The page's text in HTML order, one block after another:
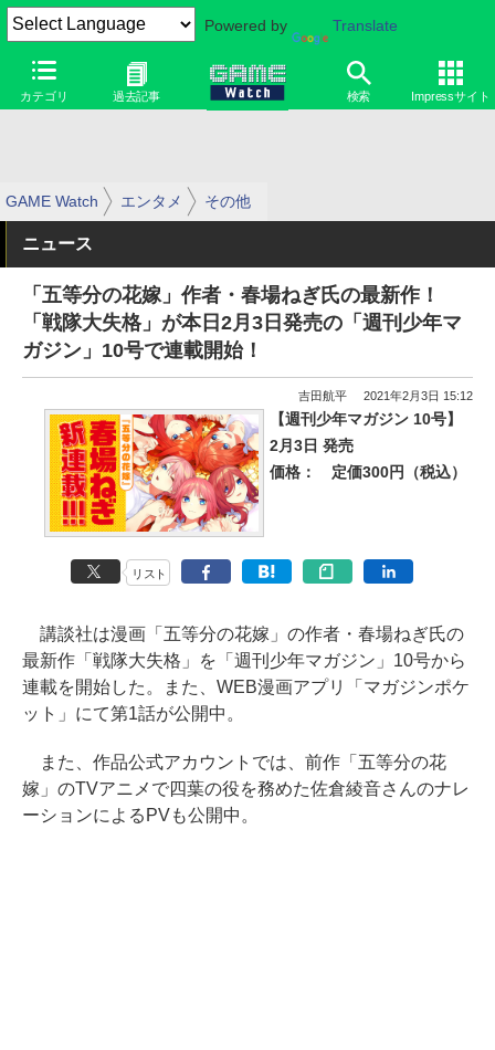
Powered by Translate
カテゴリ 過去記事 検索 Impressサイト
GAME Watch エンタメ その他
ニュース
「五等分の花嫁」作者・春場ねぎ氏の最新作！
「戦隊大失格」が本日2月3日発売の「週刊少年マ
ガジン」10号で連載開始！
吉田航平 2021年2月3日 15:12
【週刊少年マガジン 10号】
2月3日 発売
価格：
定価300円（税込）
リスト
講談社は漫画「五等分の花嫁」の作者・春場ねぎ氏の
最新作「戦隊大失格」を「週刊少年マガジン」10号から
連載を開始した。また、WEB漫画アプリ「マガジンポケ
ット」にて第1話が公開中。
また、作品公式アカウントでは、前作「五等分の花
嫁」のTVアニメで四葉の役を務めた佐倉綾音さんのナレ
ーションによるPVも公開中。